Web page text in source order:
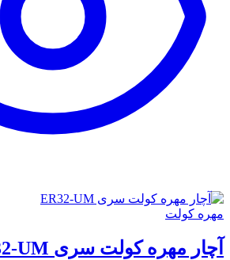
مهره کولت
آچار مهره کولت سری ER32-UM